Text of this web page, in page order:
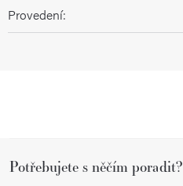
Provedení:
Potřebujete s něčím poradit?